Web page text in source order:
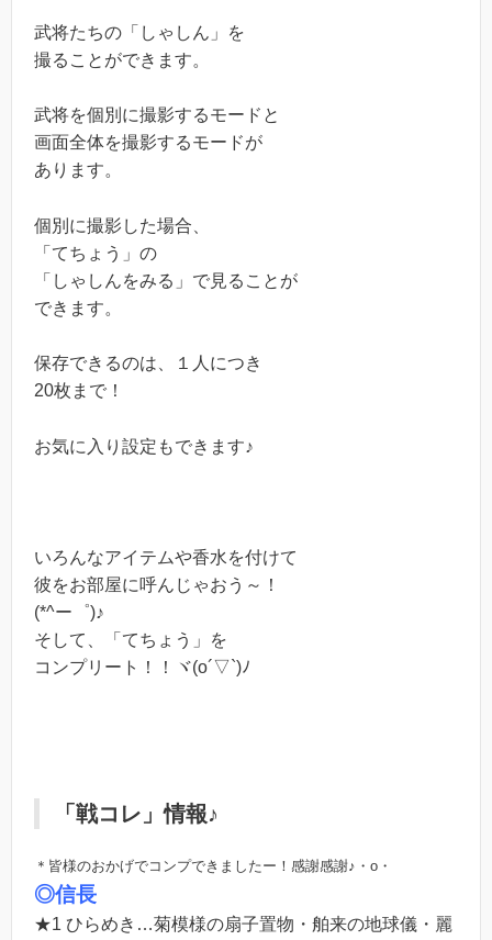
武将たちの「しゃしん」を
撮ることができます。
武将を個別に撮影するモードと
画面全体を撮影するモードが
あります。
個別に撮影した場合、
「てちょう」の
「しゃしんをみる」で見ることが
できます。
保存できるのは、１人につき
20枚まで！
お気に入り設定もできます♪
いろんなアイテムや香水を付けて
彼をお部屋に呼んじゃおう～！
(*^ー゜)♪
そして、「てちょう」を
コンプリート！！ヾ(o´▽`)ﾉ
「戦コレ」情報♪
＊皆様のおかげでコンプできましたー！感謝感謝♪・o・
◎信長
★1 ひらめき…菊模様の扇子置物・舶来の地球儀・麗